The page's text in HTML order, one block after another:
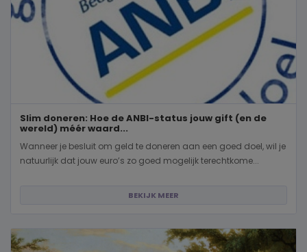
Slim doneren: Hoe de ANBI-status jouw gift (en de
wereld) méér waard...
Wanneer je besluit om geld te doneren aan een goed doel, wil je
natuurlijk dat jouw euro’s zo goed mogelijk terechtkome...
BEKIJK MEER